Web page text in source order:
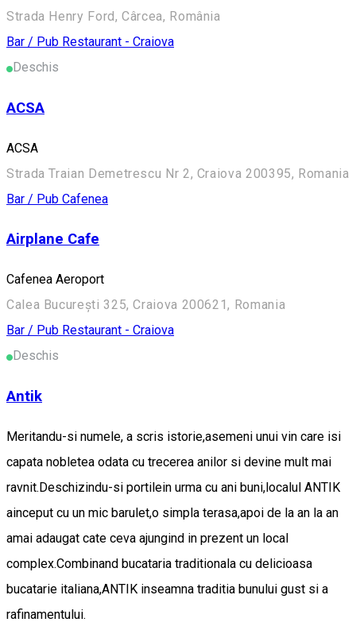
Strada Henry Ford, Cârcea, România
Bar / Pub Restaurant - Craiova
Deschis
ACSA
ACSA
Strada Traian Demetrescu Nr 2, Craiova 200395, Romania
Bar / Pub Cafenea
Airplane Cafe
Cafenea Aeroport
Calea București 325, Craiova 200621, Romania
Bar / Pub Restaurant - Craiova
Deschis
Antik
Meritandu-si numele, a scris istorie,asemeni unui vin care isi
capata nobletea odata cu trecerea anilor si devine mult mai
ravnit.Deschizindu-si portilein urma cu ani buni,localul ANTIK
ainceput cu un mic barulet,o simpla terasa,apoi de la an la an
amai adaugat cate ceva ajungind in prezent un local
complex.Combinand bucataria traditionala cu delicioasa
bucatarie italiana,ANTIK inseamna traditia bunului gust si a
rafinamentului.